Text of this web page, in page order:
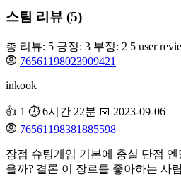
스팀 리뷰 (5)
총 리뷰: 5 긍정: 3 부정: 2 5 user
76561198023909421
inkook
👍 1 ⏱️ 6시간 22분 📅 2023-09-06
76561198381885598
장점 슈팅게임 기본에 충실 단점
을까? 결론 이 장르를 좋아하는 사